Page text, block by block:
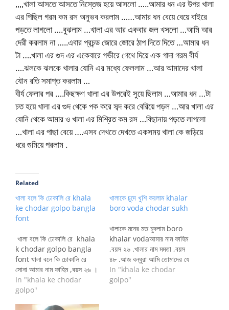
,,,,খালা আসতে আসতে নিস্তেজ হয়ে আসলো …..আমার ধন এর উপর খালা
এর পিছিল গরম কম রস অনুভব করলাম ……আমার ধন বেয়ে বেয়ে বাইরে
পড়তে লাগলো ….বুঝলাম …খালা এর আর একবার জল খসলো …আমি আর
দেরী করলাম না …..এবার প্রচন্ড জোরে জোরে ঠাপ দিতে দিতে …আমার ধন
টা ….খালা এর গুদ এর একেবারে গভীরে গেথে দিয়ে এক গাদা গরম বীর্য
….ঝলকে ঝলকে খালার যোনি এর মধ্যে ফেললাম …আর আমাদের খালা
যৌন রতি সমাপ্ত করলাম …
বীর্য ফেলার পর ….কিছক্ষণ খালা এর উপরেই সুয়ে ছিলাম …আমার ধন …টা
চত হয়ে খালা এর গুদ থেকে পক করে সব্দ করে বেরিয়ে পড়ল …আর খালা এর
যোনি থেকে আমার ও খালা এর মিশ্রিত কম রস …বিছানায় পড়তে লাগলো
…খালা এর পাছা বেয়ে ….এসব দেখতে দেখতে একসময় খালা কে জড়িয়ে
ধরে গুমিয়ে পরলাম .
Related
খালা বলে কি ঢোকালি রে khala
ke chodar golpo bangla
font
খালা বলে কি ঢোকালি রে khala
k chodar golpo bangla
font খালা বলে কি ঢোকালি রে
সোনা আমার নাম ফাহিম ,বয়স ২৬ ।
খালার নাম মমতা ,বয়স ৪৮ ।
আজ…
In "khala ke chodar
golpo"
খালাকে চুদে খুশি করলাম khalar
boro voda chodar sukh
খালাকে মনের মত চুদলাম boro
khalar vodaআমার নাম ফাহিম
,বয়স ২৬ .খালার নাম মমতা ,বয়স
৪৮ .আজ বন্ধুরা আমি তোমাদের যে
গলপটা সোনাব সেটা হচ্ছে আমার
sexy খালা মমতা কে নিয়ে .তোমরা
In "khala ke chodar
golpo"